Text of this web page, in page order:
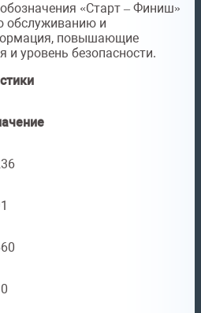
«Старт – Финиш»
обслуживанию и
повышающие
и уровень безопасности.